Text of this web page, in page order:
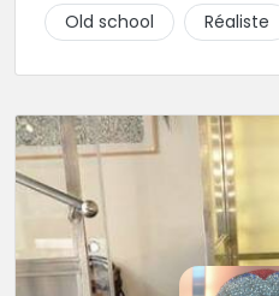
Old school
Réaliste